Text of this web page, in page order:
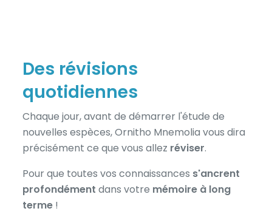
Des révisions
quotidiennes
Chaque jour, avant de démarrer l'étude de
nouvelles espèces, Ornitho Mnemolia vous dira
précisément ce que vous allez réviser.
Pour que toutes vos connaissances s'ancrent
profondément dans votre mémoire à long
terme !